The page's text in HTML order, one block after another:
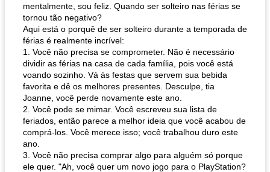
mentalmente, sou feliz. Quando ser solteiro nas férias se
tornou tão negativo?
Aqui está o porquê de ser solteiro durante a temporada de
férias é realmente incrível:
1. Você não precisa se comprometer. Não é necessário
dividir as férias na casa de cada família, pois você está
voando sozinho. Vá às festas que servem sua bebida
favorita e dê os melhores presentes. Desculpe, tia
Joanne, você perde novamente este ano.
2. Você pode se mimar. Você escreveu sua lista de
feriados, então parece a melhor ideia que você acabou de
comprá-los. Você merece isso; você trabalhou duro este
ano.
3. Você não precisa comprar algo para alguém só porque
ele quer. "Ah, você quer um novo jogo para o PlayStation?